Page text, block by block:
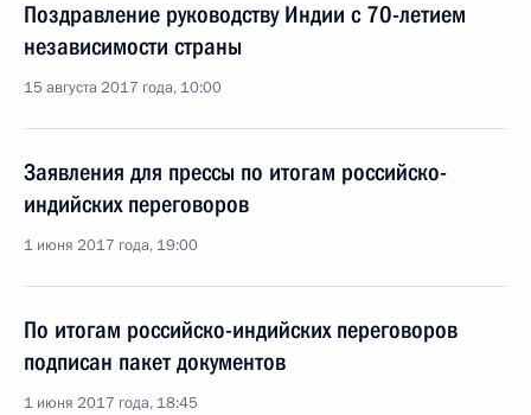
Поздравление руководству Индии с 70-летием
независимости страны
15 августа 2017 года, 10:00
Заявления для прессы по итогам российско-
индийских переговоров
1 июня 2017 года, 19:00
По итогам российско-индийских переговоров
подписан пакет документов
1 июня 2017 года, 18:45